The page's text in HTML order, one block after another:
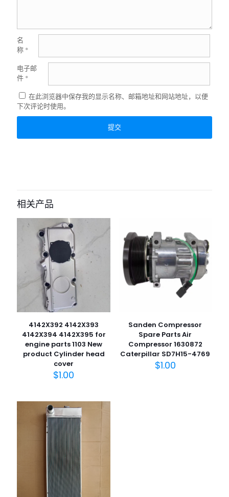
名
称 *
电子邮
件 *
在此浏览器中保存我的显示名称、邮箱地址和网站地址，以便
下次评论时使用。
相关产品
4142X392 4142X393
4142X394 4142X395 for
engine parts 1103 New
product Cylinder head
cover
$1.00
Sanden Compressor
Spare Parts Air
Compressor 1630872
Caterpillar SD7H15-4769
$1.00